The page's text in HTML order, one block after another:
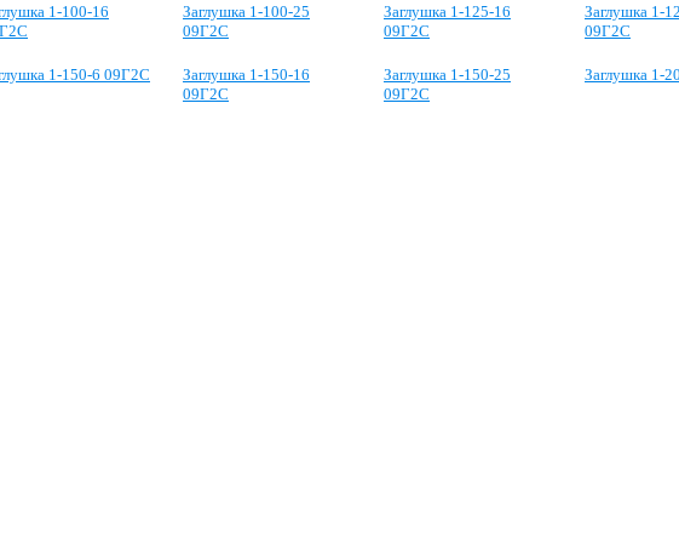
1-100-16
Заглушка 1-100-25
09Г2С
Заглушка 1-125-16
09Г2С
Заглушка 1-
09Г2С
1-150-6 09Г2С
Заглушка 1-150-16
09Г2С
Заглушка 1-150-25
09Г2С
Заглушка 1-